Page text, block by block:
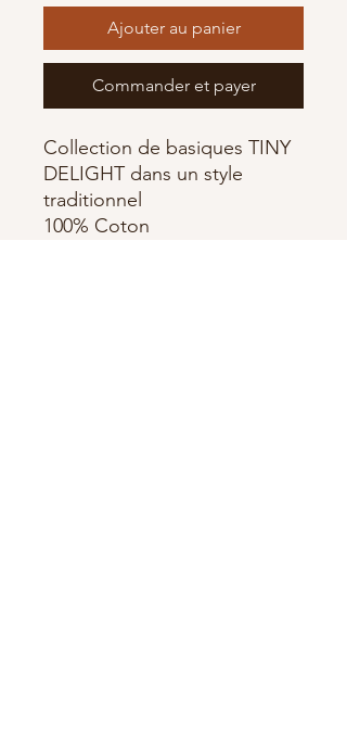
Ajouter au panier
Commander et payer
Collection de basiques TINY
DELIGHT dans un style
traditionnel
100% Coton